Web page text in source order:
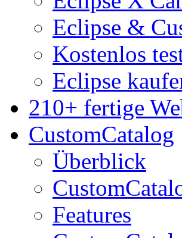
Eclipse &
Kostenlos
Eclipse
210+ fertige
CustomCatalog
Überblick
Features